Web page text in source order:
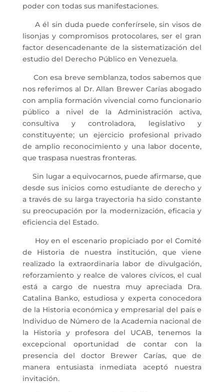
poder con todas sus manifestaciones.
A él sin duda puede conferírsele, sin visos de
lisonjas y compromisos protocolares, ser el gran
factor desencadenante de la sistematización del
estudio del Derecho Público en Venezuela.
Con esa breve semblanza, todos sabemos que
nos referimos al Dr. Allan Brewer Carías abogado
con amplia formación vivencial como funcionario
público a nivel de la Administración activa,
consultiva y controladora, legislativo y
constituyente; un ejercicio profesional privado
de amplio reconocimiento y una labor docente,
que traspasa nuestras fronteras.
Sin lugar a equivocarnos, puede afirmarse, que
desde sus inicios como estudiante de derecho y
a través de su larga trayectoria ha sido constante
su preocupación por la modernización, eficacia y
eficiencia del Estado.
Hoy en el escenario propiciado por el Comité
de Historia de nuestra institución, que viene
realizado la extraordinaria labor de divulgación,
reforzamiento y realce de valores cívicos, el cual
está a cargo de nuestra muy apreciada Dra.
Catalina Banko, estudiosa y experta conocedora
de la Historia económica y empresarial del país e
Individuo de Número de la Academia nacional de
la Historia y profesora del UCAB, tenemos la
excepcional oportunidad de contar con la
presencia del doctor Brewer Carías, que de
manera entusiasta inmediata aceptó nuestra
invitación.